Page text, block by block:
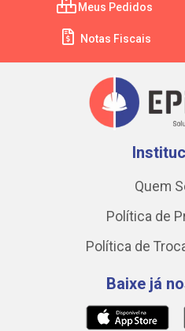
Meus Pedidos
Notas Fiscais
Quem
Política de
Política de
Baixe já